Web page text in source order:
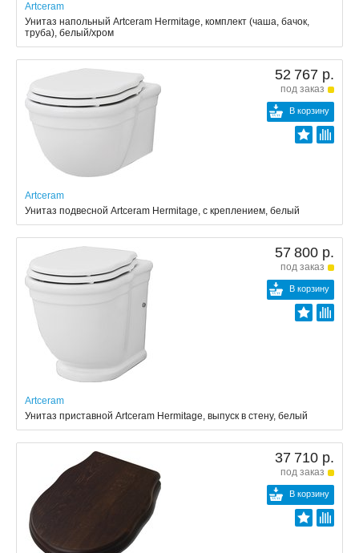
Artceram
Унитаз напольный Artceram Hermitage, комплект (чаша, бачок,
труба), белый/хром
52 767 р.
под заказ
В корзину
Artceram
Унитаз подвесной Artceram Hermitage, с креплением, белый
57 800 р.
под заказ
В корзину
Artceram
Унитаз приставной Artceram Hermitage, выпуск в стену, белый
37 710 р.
под заказ
В корзину